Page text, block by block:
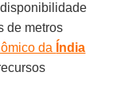
de metros
da Índia